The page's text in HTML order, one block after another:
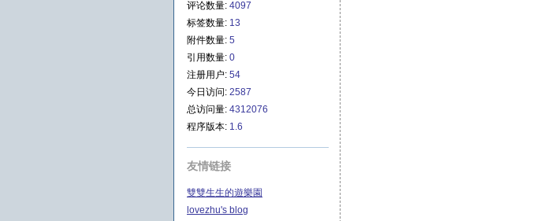
评论数量: 4097
标签数量: 13
附件数量: 5
引用数量: 0
注册用户: 54
今日访问: 2587
总访问量: 4312076
程序版本: 1.6
友情链接
雙雙生生的遊樂園
lovezhu's blog